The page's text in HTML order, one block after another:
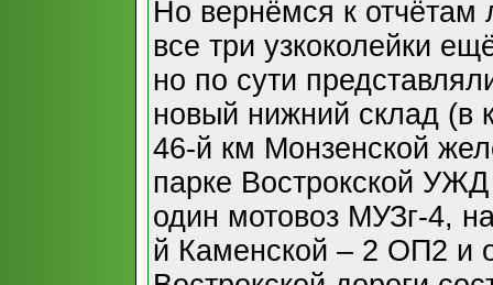
Но вернёмся к отчётам
все три узкоколейки
но по сути
новый нижний склад (в
46-й км Монзенской
парке Вострокской
один мотовоз МУЗг-4,
й Каменской – 2 ОП2 и